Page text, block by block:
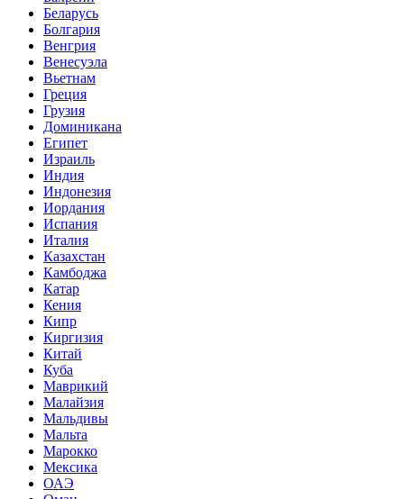
Беларусь
Болгария
Венгрия
Венесуэла
Вьетнам
Греция
Грузия
Доминикана
Египет
Израиль
Индия
Индонезия
Иордания
Испания
Италия
Казахстан
Камбоджа
Катар
Кения
Кипр
Киргизия
Китай
Куба
Маврикий
Малайзия
Мальдивы
Мальта
Марокко
Мексика
ОАЭ